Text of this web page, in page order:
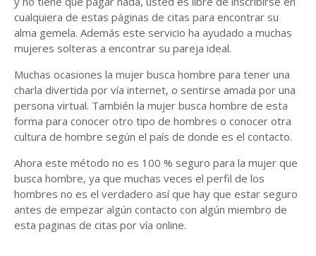
cualquiera de estas páginas de citas para encontrar su
alma gemela. Además este servicio ha ayudado a muchas
mujeres solteras a encontrar su pareja ideal.
Muchas ocasiones la mujer busca hombre para tener una
charla divertida por vía internet, o sentirse amada por una
persona virtual. También la mujer busca hombre de esta
forma para conocer otro tipo de hombres o conocer otra
cultura de hombre según el país de donde es el contacto.
Ahora este método no es 100 % seguro para la mujer que
busca hombre, ya que muchas veces el perfil de los
hombres no es el verdadero así que hay que estar seguro
antes de empezar algún contacto con algún miembro de
esta paginas de citas por vía online.